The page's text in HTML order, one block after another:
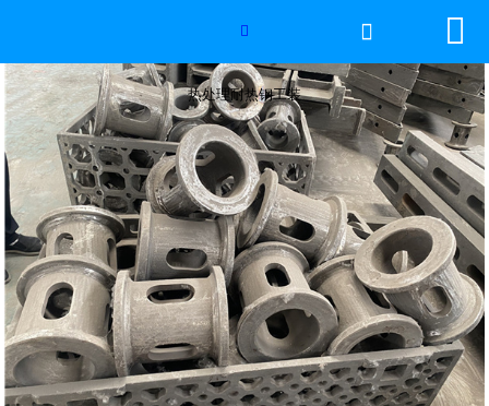
网站首页
2026年国际足联世界杯
产品中心
服务优势
新闻资讯
工程案例
厂容厂景

热处理耐热钢工装
 